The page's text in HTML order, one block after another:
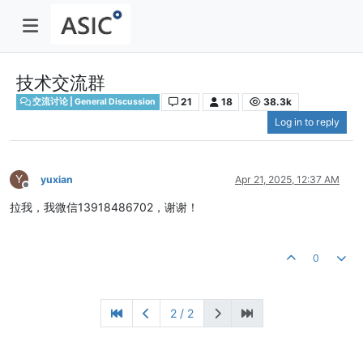
技术交流群
交流讨论 | General Discussion 21 18
38.3k
Log in to reply
Y
Offline
yuxian Apr 21, 2025, 12:37 AM
拉我，我微信13918486702，谢谢！
0
2 / 2